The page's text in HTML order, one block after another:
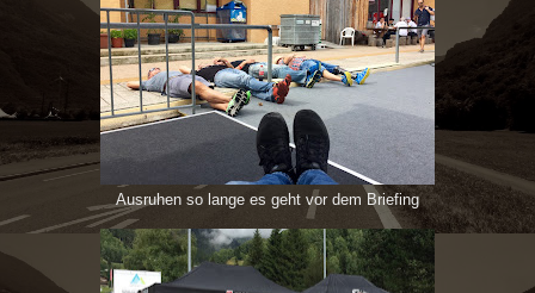
Ausruhen so lange es geht vor dem Briefing